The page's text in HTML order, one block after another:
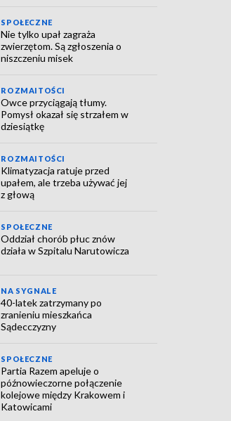
SPOŁECZNE
Nie tylko upał zagraża
zwierzętom. Są zgłoszenia o
niszczeniu misek
ROZMAITOŚCI
Owce przyciągają tłumy.
Pomysł okazał się strzałem w
dziesiątkę
ROZMAITOŚCI
Klimatyzacja ratuje przed
upałem, ale trzeba używać jej
z głową
SPOŁECZNE
Oddział chorób płuc znów
działa w Szpitalu Narutowicza
NA SYGNALE
40-latek zatrzymany po
zranieniu mieszkańca
Sądecczyzny
SPOŁECZNE
Partia Razem apeluje o
późnowieczorne połączenie
kolejowe między Krakowem i
Katowicami